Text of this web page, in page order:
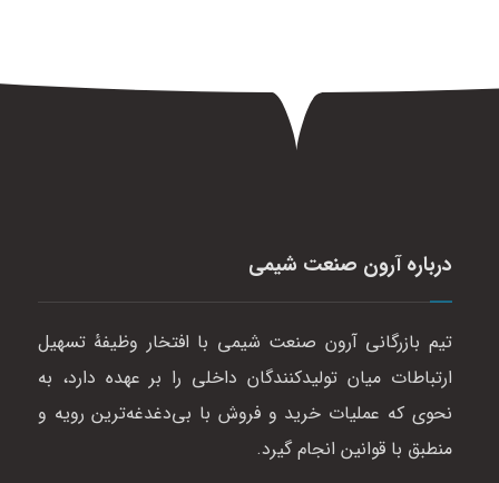
درباره آرون صنعت شیمی
تیم بازرگانی آرون صنعت شیمی با افتخار وظیفهٔ تسهیل
ارتباطات میان تولیدکنندگان داخلی را بر عهده دارد، به
نحوی که عملیات خرید و فروش با بی‌دغدغه‌ترین رویه و
منطبق با قوانین انجام گیرد.